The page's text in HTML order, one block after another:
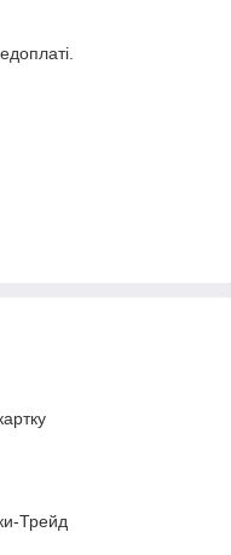
Трейд